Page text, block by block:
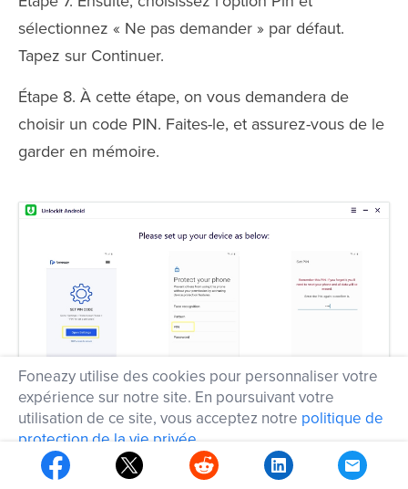
sélectionnez « Ne pas demander » par défaut.
Tapez sur Continuer.
Étape 8. À cette étape, on vous demandera de
choisir un code PIN. Faites-le, et assurez-vous de le
garder en mémoire.
Foneazy utilise des cookies pour personnaliser votre
expérience sur notre site. En poursuivant votre
utilisation de ce site, vous acceptez notre politique de
protection de la vie privée
OK